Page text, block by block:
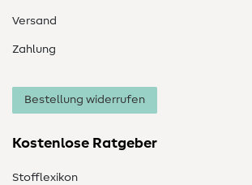
Versand
Zahlung
Bestellung widerrufen
Kostenlose Ratgeber
Stofflexikon